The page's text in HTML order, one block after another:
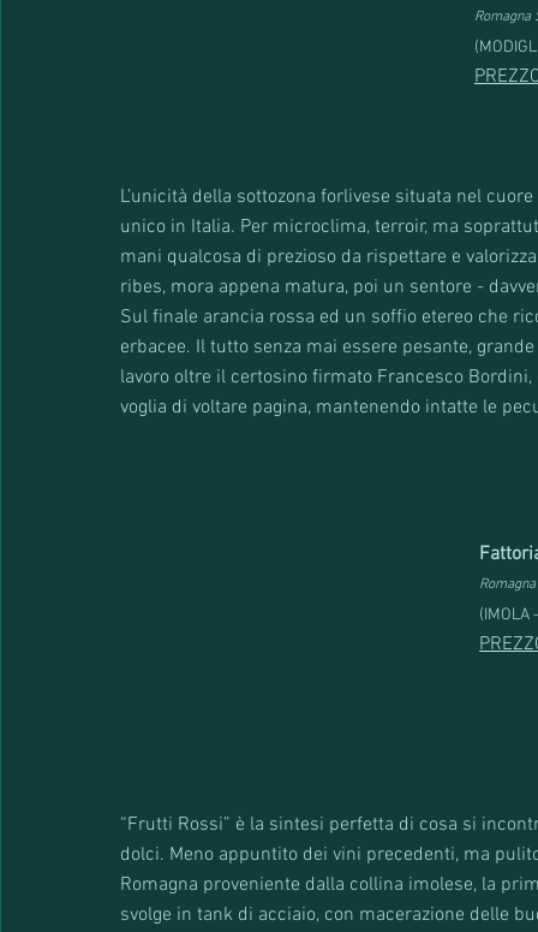
Romagna
L’unicità della sottozona forlivese situata nel
unico in Italia. Per microclima, terroir, ma
mani qualcosa di prezioso da rispettare e
ribes, mora appena matura, poi un sentore -
Sul finale arancia rossa ed un soffio etereo che
erbacee. Il tutto senza mai essere pesante,
lavoro oltre il certosino firmato Francesco
voglia di voltare pagina, mantenendo intatte le
“Frutti Rossi” è la sintesi perfetta di cosa si
dolci. Meno appuntito dei vini precedenti, ma
Romagna proveniente dalla collina imolese, la
svolge in tank di acciaio, con macerazione delle